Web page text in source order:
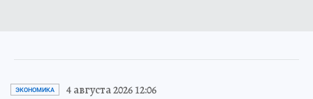
ЭКОНОМИКА 4 августа 2026 12:06